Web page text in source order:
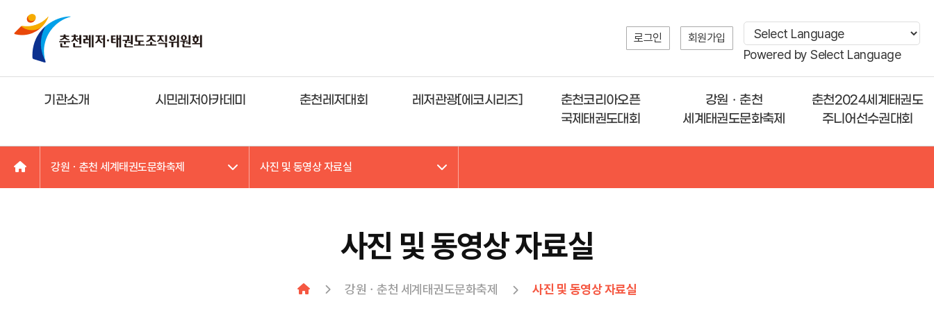
로그인 회원가입
Powered bySelect Language
기관소개 시민레저아카데미 춘천레저대회 레저관광[에코시리즈]
춘천코리아오픈
국제태권도대회
강원ㆍ춘천
세계태권도문화축제
춘천2024세계태권도
주니어선수권대회
강원ㆍ춘천 세계태권도문화축제 사진 및 동영상 자료실
사진 및 동영상 자료실
강원ㆍ춘천 세계태권도문화축제 사진 및 동영상 자료실